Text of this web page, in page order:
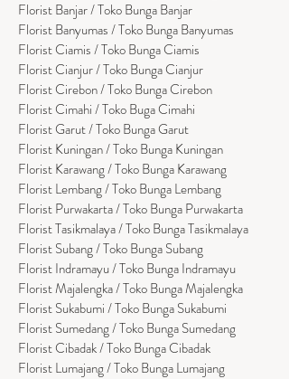
Florist Banjar / Toko Bunga Banjar
Florist Banyumas / Toko Bunga Banyumas
Florist Ciamis / Toko Bunga Ciamis
Florist Cianjur / Toko Bunga Cianjur
Florist Cirebon / Toko Bunga Cirebon
Florist Cimahi / Toko Buga Cimahi
Florist Garut / Toko Bunga Garut
Florist Kuningan / Toko Bunga Kuningan
Florist Karawang / Toko Bunga Karawang
Florist Lembang / Toko Bunga Lembang
Florist Purwakarta / Toko Bunga Purwakarta
Florist Tasikmalaya / Toko Bunga Tasikmalaya
Florist Subang / Toko Bunga Subang
Florist Indramayu / Toko Bunga Indramayu
Florist Majalengka / Toko Bunga Majalengka
Florist Sukabumi / Toko Bunga Sukabumi
Florist Sumedang / Toko Bunga Sumedang
Florist Cibadak / Toko Bunga Cibadak
Florist Lumajang / Toko Bunga Lumajang